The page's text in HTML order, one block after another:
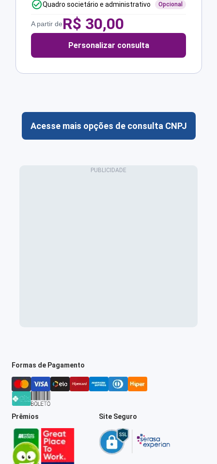
Quadro societário e administrativo Opcional
A partir deR$ 30,00
Personalizar consulta
Acesse mais opções de consulta CNPJ
Formas de Pagamento
Prêmios Site Seguro